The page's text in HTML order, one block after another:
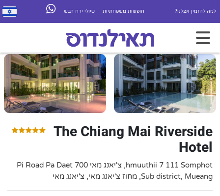
למה להזמין אצלנו? חופשות משפחתיות טיולי ירח דבש
The Chiang Mai Riverside
Hotel
hmuuthii 7 111 Somphot, צ'יאנג מאי 700 Pi Road Pa Daet
Sub district, Mueang, מחוז צ'יאנג מאי, צ'יאנג מאי